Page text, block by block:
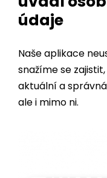
Naše aplikace
aktuální a
ale i mimo ni.